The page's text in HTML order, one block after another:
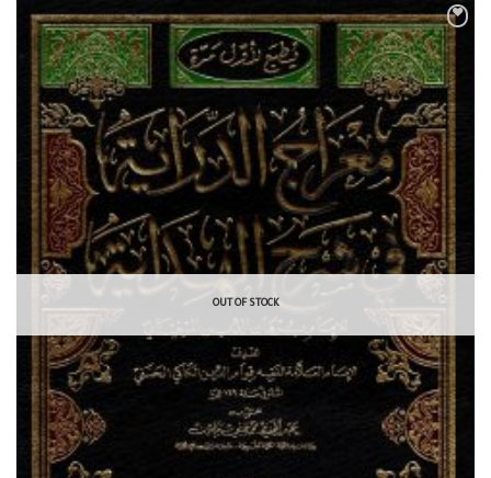
OUT OF STOCK